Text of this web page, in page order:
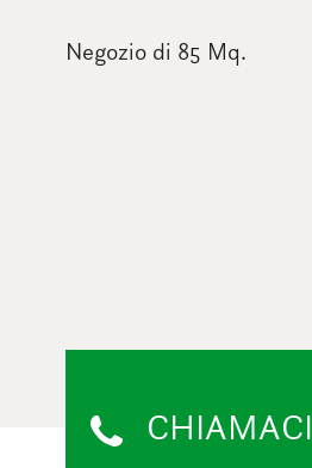
Negozio di 85 Mq.
CHIAMACI